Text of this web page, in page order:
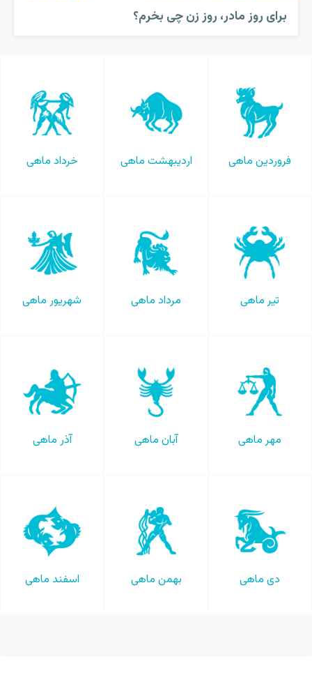
برای روز مادر، روز زن چی بخرم؟
فروردین ماهی اردیبهشت ماهی خرداد ماهی
تیر ماهی مرداد ماهی شهریور ماهی
مهر ماهی آبان ماهی آذر ماهی
دی ماهی بهمن ماهی اسفند ماهی